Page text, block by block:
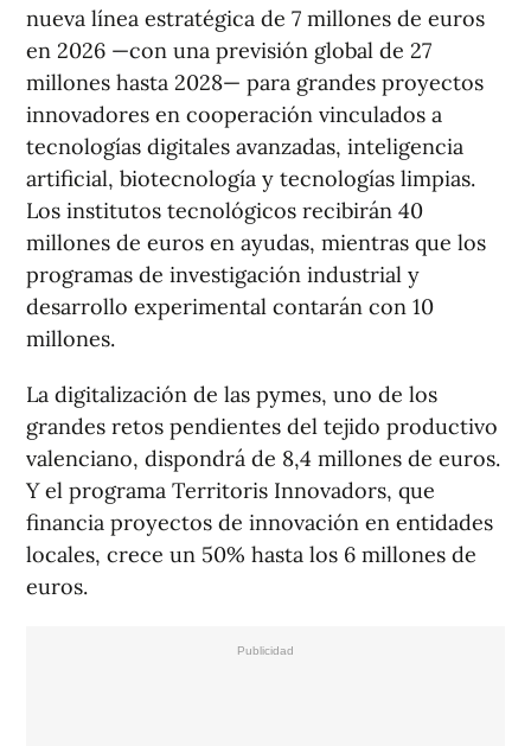
nueva línea estratégica de 7 millones de euros
en 2026 —con una previsión global de 27
millones hasta 2028— para grandes proyectos
innovadores en cooperación vinculados a
tecnologías digitales avanzadas, inteligencia
artificial, biotecnología y tecnologías limpias.
Los institutos tecnológicos recibirán 40
millones de euros en ayudas, mientras que los
programas de investigación industrial y
desarrollo experimental contarán con 10
millones.
La digitalización de las pymes, uno de los
grandes retos pendientes del tejido productivo
valenciano, dispondrá de 8,4 millones de euros.
Y el programa Territoris Innovadors, que
financia proyectos de innovación en entidades
locales, crece un 50% hasta los 6 millones de
euros.